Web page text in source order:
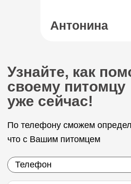
Антонина
Узнайте, как
своему питомцу
уже сейчас!
По телефону сможем
что с Вашим питомцем